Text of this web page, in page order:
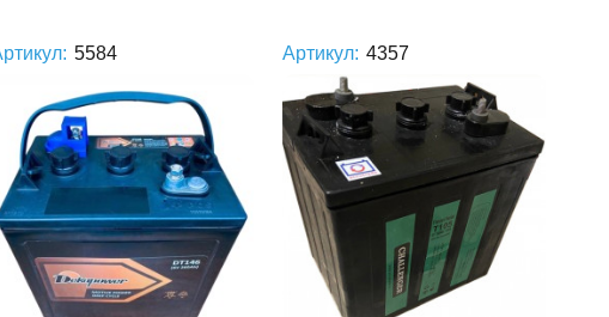
5584 Артикул: 4357